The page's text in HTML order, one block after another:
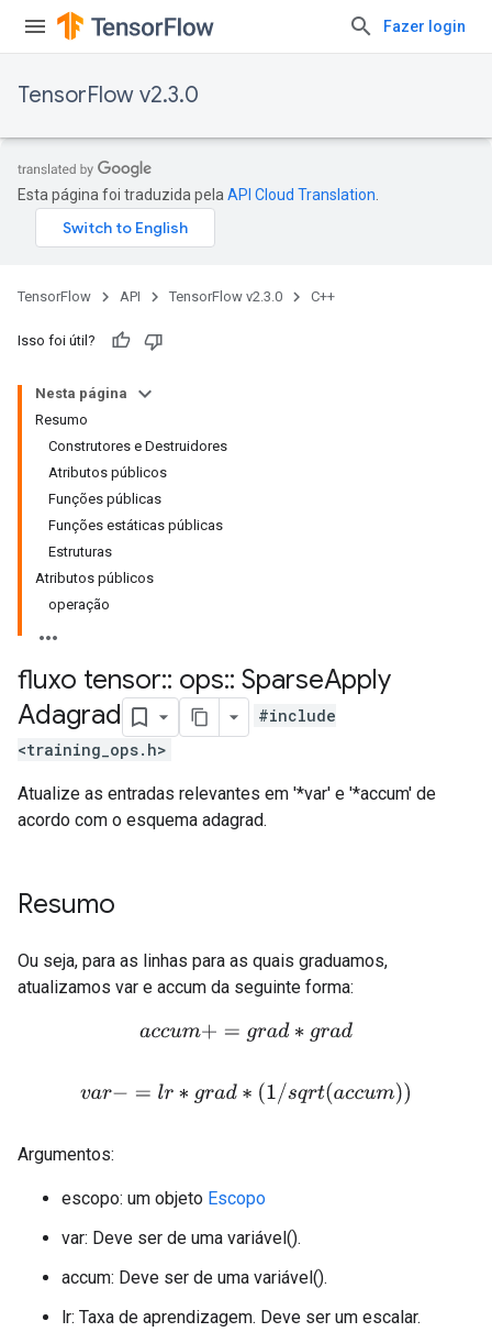
Fazer login
TensorFlow v2.3.0
Esta página foi traduzida pela API Cloud Translation
TensorFlow API TensorFlow v2.3.0 C++
Isso foi útil?
Nesta página
Resumo
Construtores e Destruidores
Atributos públicos
Funções públicas
Funções estáticas públicas
Estruturas
Atributos públicos
operação
fluxo tensor:: ops:: SparseApply
Adagrad
#include
<training_ops.h>
Atualize as entradas relevantes em '*var' e '*accum' de
acordo com o esquema adagrad.
Resumo
Ou seja, para as linhas para as quais graduamos,
atualizamos var e accum da seguinte forma:
accum += grad∗grad
var −=l r∗ grad∗(1 /sqrt(accum))
Argumentos:
escopo: um objeto Escopo
var: Deve ser de uma variável().
accum: Deve ser de uma variável().
lr: Taxa de aprendizagem. Deve ser um escalar.